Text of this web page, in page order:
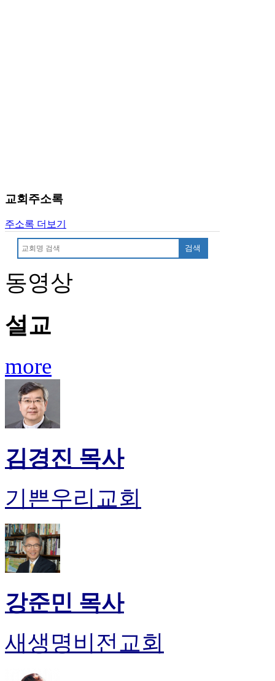
절
리
스
신
제
휴
이
트
남
플
시
리
스
기
가
평
발
부
진
비
아
교회주소록
주소록 더보기
검색
동영상
설교
more
김경진 목사
기쁜우리교회
강준민 목사
새생명비전교회